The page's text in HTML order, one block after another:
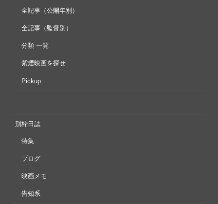
全記事（公開年別）
全記事（監督別）
分類 一覧
紫煙映画を探せ
Pickup
別枠日誌
特集
ブログ
映画メモ
告知系